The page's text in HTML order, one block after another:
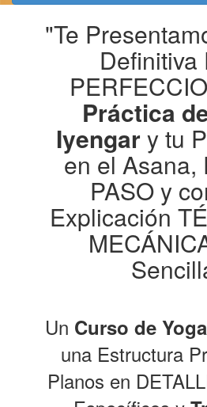
"Te
Definitiva
Práctica
Iyengar y tu
en el Asana,
PASO y
Explicación
Un Curso de
una Estructura
Planos en